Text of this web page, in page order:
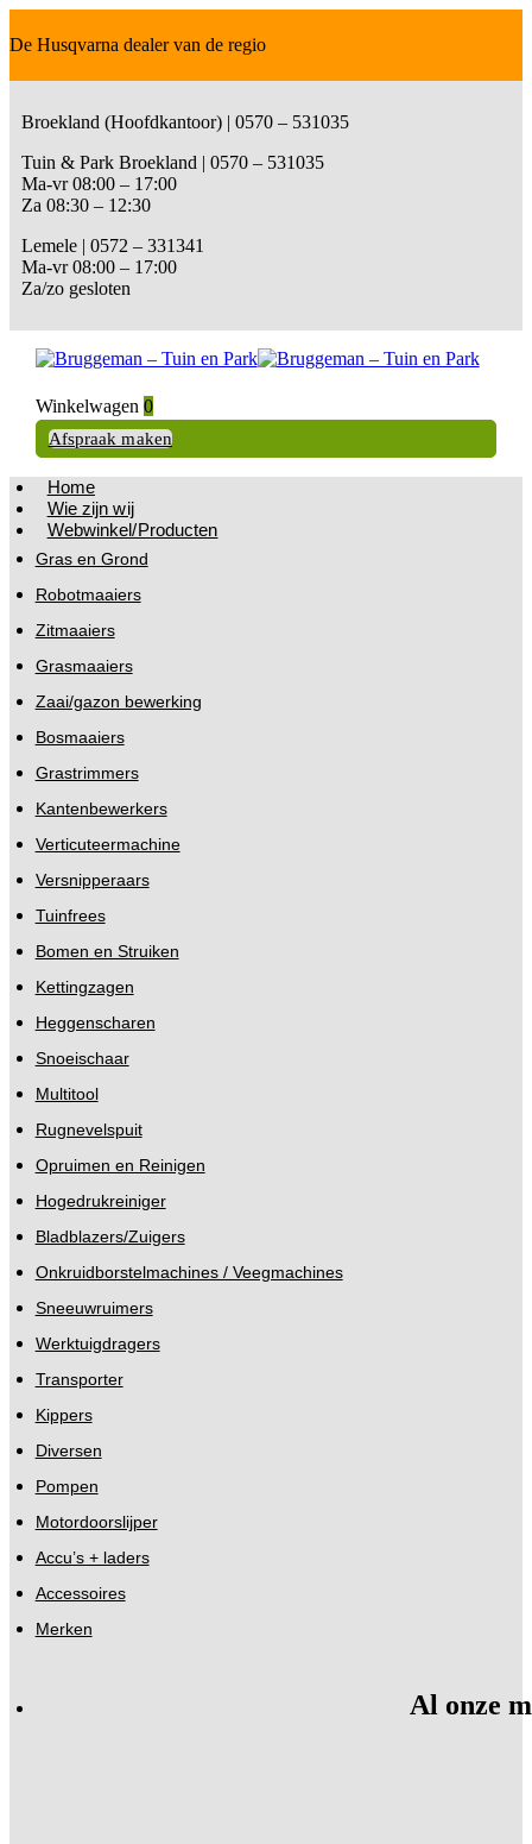
De Husqvarna dealer van de regio
Broekland (Hoofdkantoor) | 0570 – 531035
Tuin & Park Broekland | 0570 – 531035
Ma-vr 08:00 – 17:00
Za 08:30 – 12:30
Lemele | 0572 – 331341
Ma-vr 08:00 – 17:00
Za/zo gesloten
Winkelwagen 0
Afspraak maken
Home
Wie zijn wij
Webwinkel/Producten
Gras en Grond
Robotmaaiers
Zitmaaiers
Grasmaaiers
Zaai/gazon bewerking
Bosmaaiers
Grastrimmers
Kantenbewerkers
Verticuteermachine
Versnipperaars
Tuinfrees
Bomen en Struiken
Kettingzagen
Heggenscharen
Snoeischaar
Multitool
Rugnevelspuit
Opruimen en Reinigen
Hogedrukreiniger
Bladblazers/Zuigers
Onkruidborstelmachines / Veegmachines
Sneeuwruimers
Werktuigdragers
Transporter
Kippers
Diversen
Pompen
Motordoorslijper
Accu’s + laders
Accessoires
Merken
Al onze